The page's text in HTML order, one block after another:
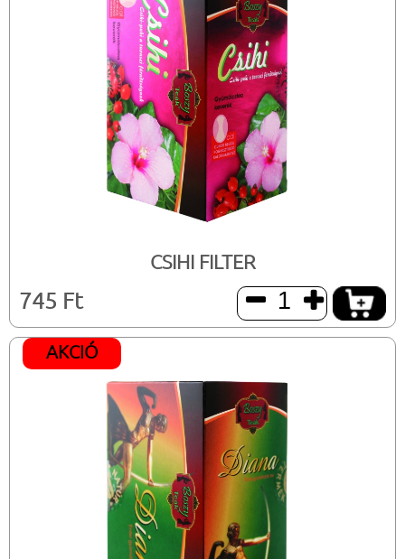
CSIHI FILTER
745 Ft  
AKCIÓ